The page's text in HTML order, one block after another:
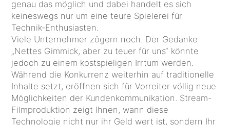
genau das möglich und dabei handelt es sich
keineswegs nur um eine teure Spielerei für
Technik-Enthusiasten.
Viele Unternehmer zögern noch. Der Gedanke
„Nettes Gimmick, aber zu teuer für uns“ könnte
jedoch zu einem kostspieligen Irrtum werden.
Während die Konkurrenz weiterhin auf traditionelle
Inhalte setzt, eröffnen sich für Vorreiter völlig neue
Möglichkeiten der Kundenkommunikation. Stream-
Filmproduktion zeigt Ihnen, wann diese
Technologie nicht nur ihr Geld wert ist, sondern Ihr